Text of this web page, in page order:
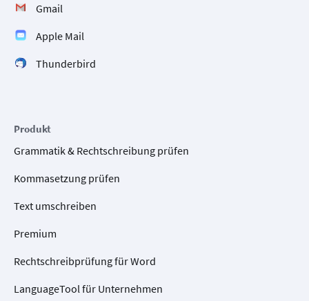
Gmail
Apple Mail
Thunderbird
Produkt
Grammatik & Rechtschreibung prüfen
Kommasetzung prüfen
Text umschreiben
Premium
Rechtschreibprüfung für Word
LanguageTool für Unternehmen